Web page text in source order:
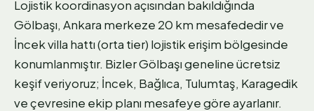
Lojistik koordinasyon açısından bakıldığında
Gölbaşı, Ankara merkeze 20 km mesafededir ve
İncek villa hattı (orta tier) lojistik erişim bölgesinde
konumlanmıştır. Bizler Gölbaşı geneline ücretsiz
keşif veriyoruz; İncek, Bağlıca, Tulumtaş, Karagedik
ve çevresine ekip planı mesafeye göre ayarlanır.